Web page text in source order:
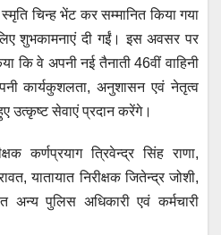
चिन्ह भेंट कर सम्मानित किया गया
शुभकामनाएं दी गईं। इस अवसर पर
कि वे अपनी नई तैनाती 46वीं वाहिनी
कार्यकुशलता, अनुशासन एवं नेतृत्व
उत्कृष्ट सेवाएं प्रदान करेंगे।
कर्णप्रयाग त्रिवेन्द्र सिंह राणा,
यातायात निरीक्षक जितेन्द्र जोशी,
अन्य पुलिस अधिकारी एवं कर्मचारी